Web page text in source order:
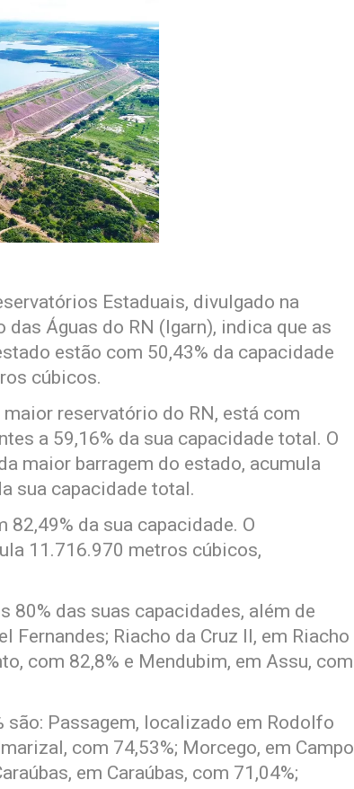
Estaduais, divulgado na
Águas do RN (Igarn), indica que as
estão com 50,43% da capacidade
cúbicos.
reservatório do RN, está com
a 59,16% da sua capacidade total. O
maior barragem do estado, acumula
sua capacidade total.
82,49% da sua capacidade. O
11.716.970 metros cúbicos,
80% das suas capacidades, além de
Fernandes; Riacho da Cruz II, em Riacho
com 82,8% e Mendubim, em Assu, com
são: Passagem, localizado em Rodolfo
com 74,53%; Morcego, em Campo
em Caraúbas, com 71,04%;